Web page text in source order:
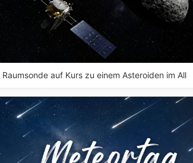
Raumsonde auf Kurs zu einem Asteroiden im All